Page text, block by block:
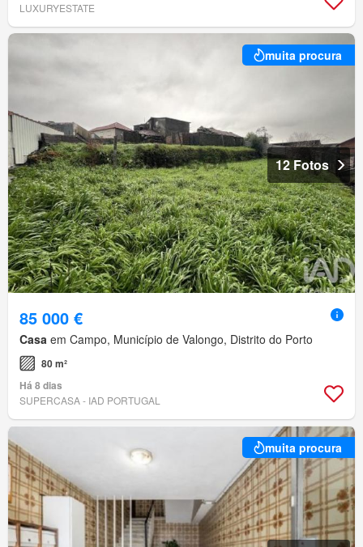
LUXURYESTATE
muita procura
12 Fotos
85 000 €
Casa em Campo, Município de Valongo, Distrito do Porto
80 m²
Há 8 dias
SUPERCASA - IAD PORTUGAL
muita procura